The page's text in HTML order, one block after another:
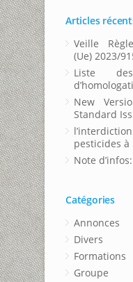
Articles
Veille
(Ue) 2023/
Liste
New
Standard
pesticides à
Note
Catégories
Annonces
Divers
Formations
Groupe